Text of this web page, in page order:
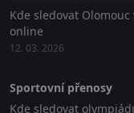
Kde sledovat
online
12. 03. 2026
Sportovní přenosy
Kde sledovat